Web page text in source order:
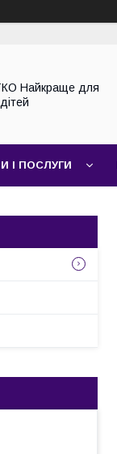
Найкраще для
І ПОСЛУГИ